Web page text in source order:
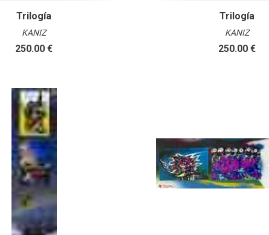
Trilogía
KANIZ
250.00 €
Trilogía
KANIZ
250.00 €